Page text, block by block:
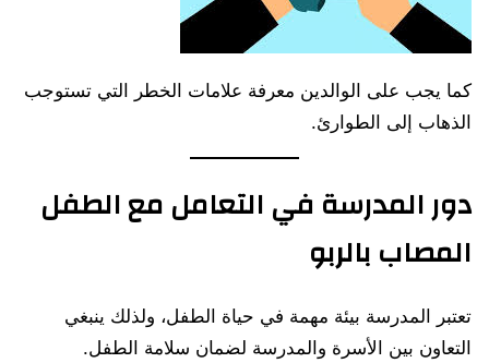
كما يجب على الوالدين معرفة علامات الخطر التي تستوجب
الذهاب إلى الطوارئ.
دور المدرسة في التعامل مع الطفل
المصاب بالربو
تعتبر المدرسة بيئة مهمة في حياة الطفل، ولذلك ينبغي
التعاون بين الأسرة والمدرسة لضمان سلامة الطفل.